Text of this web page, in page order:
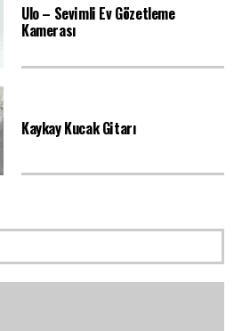
Ulo – Sevimli Ev Gözetleme
Kamerası
Kaykay Kucak Gitarı